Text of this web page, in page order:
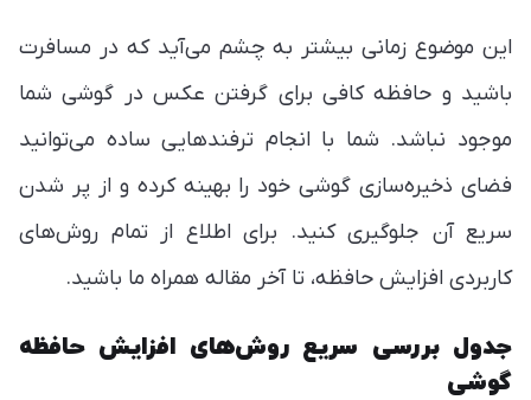
این موضوع زمانی بیشتر به چشم می‌آید که در مسافرت
باشید و حافظه کافی برای گرفتن عکس در گوشی شما
موجود نباشد. شما با انجام ترفندهایی ساده می‌توانید
فضای ذخیره‌سازی گوشی خود را بهینه کرده و از پر شدن
سریع آن جلوگیری کنید. برای اطلاع از تمام روش‌های
کاربردی افزایش حافظه، تا آخر مقاله همراه ما باشید.
جدول بررسی سریع روش‌های افزایش حافظه
گوشی